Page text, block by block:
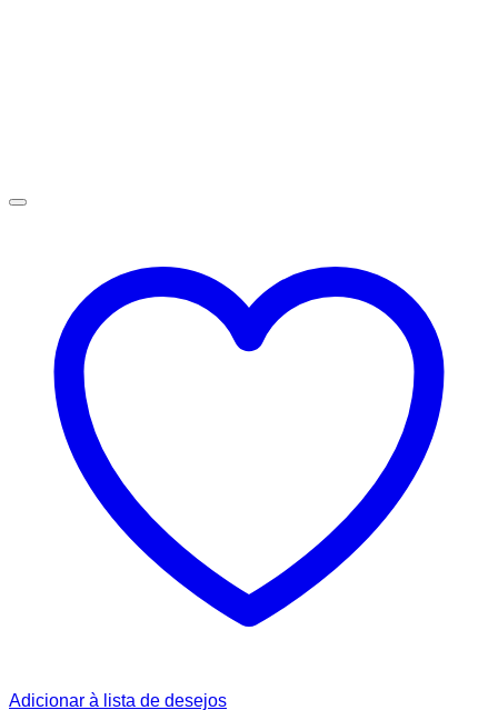
Adicionar à lista de desejos